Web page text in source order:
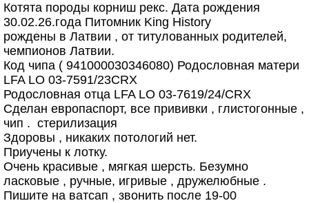
Котята породы корниш рекс. Дата рождения
30.02.26.года Питомник King History
рождены в Латвии , от титулованных родителей,
чемпионов Латвии.
Код чипа ( 941000030346080) Родословная матери
LFA LO 03-7591/23CRX
Родословная отца LFA LO 03-7619/24/CRX
Сделан европаспорт, все прививки , глистогонные ,
чип . стерилизация
Здоровы , никаких потологий нет.
Приучены к лотку.
Очень красивые , мягкая шерсть. Безумно
ласковые , ручные, игривые , дружелюбные .
Пишите на ватсап , звонить после 19-00